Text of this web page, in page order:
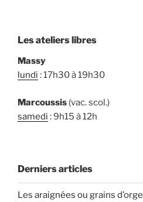
Les ateliers libres
Massy
lundi : 17h30 à 19h30
Marcoussis (vac. scol.)
samedi : 9h15 à 12h
Derniers articles
Les araignées ou grains d’orge